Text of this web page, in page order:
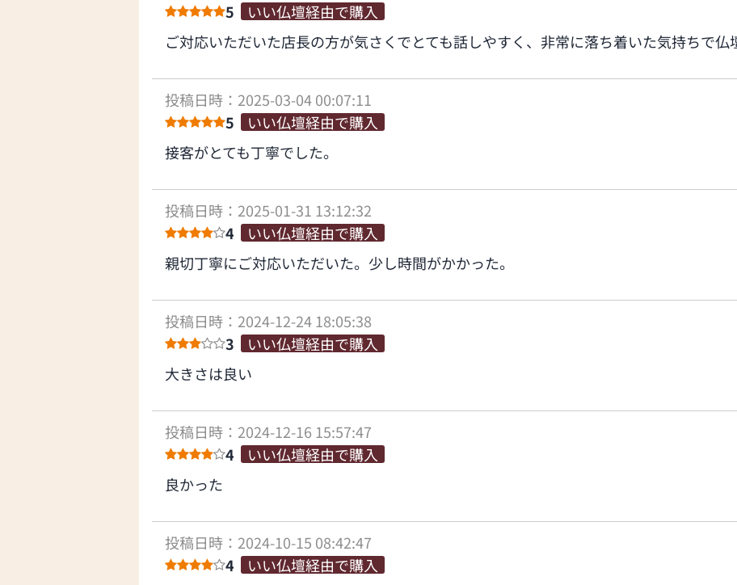
5
いい仏壇経由で購入
ご対応いただいた店長の方が気さくでとても話しやすく、非常に落ち着いた気持ちで仏
投稿日時：2025-03-04 00:07:11
5
いい仏壇経由で購入
接客がとても丁寧でした。
投稿日時：2025-01-31 13:12:32
4
いい仏壇経由で購入
親切丁寧にご対応いただいた。少し時間がかかった。
投稿日時：2024-12-24 18:05:38
3
いい仏壇経由で購入
大きさは良い
投稿日時：2024-12-16 15:57:47
4
いい仏壇経由で購入
良かった
投稿日時：2024-10-15 08:42:47
4
いい仏壇経由で購入